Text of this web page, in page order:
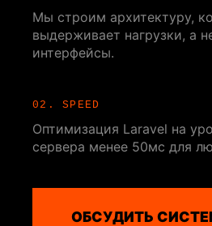
Мы строим архитектуру,
выдерживает нагрузки, а
интерфейсы.
02. SPEED
Оптимизация Laravel на
сервера менее 50мс для
ОБСУДИТЬ